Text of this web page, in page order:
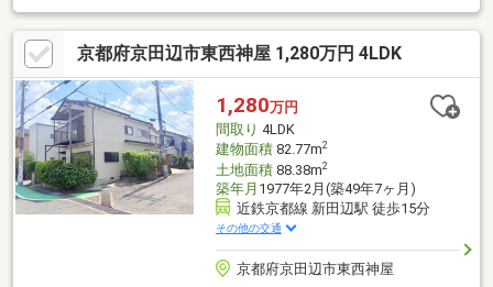
ローゼットなど収納充実♪お部屋をすっきりとお使いいただけま
す。●駐車2台可能（車種によります）●前面道路幅員約7m以上ご
ざいますので、スムーズに駐車可能です。●徒歩10分圏内にお買
い物施設充実！生活に便利な立地です！◆近隣施設◆・業務スー
パー京田辺店まで約620m・ファミリーマート京田辺草内店まで約
300m
京都府京田辺市東西神屋 1,280万円 4LDK
1,280万円
間取り 4LDK
建物面積82.77m2
土地面積88.38m2
築年月 1977年2月(築49年7ヶ月)
近鉄京都線 新田辺駅 徒歩15分
その他の交通
京都府京田辺市東西神屋